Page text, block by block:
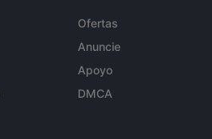
Ofertas
Anuncie
Apoyo
DMCA